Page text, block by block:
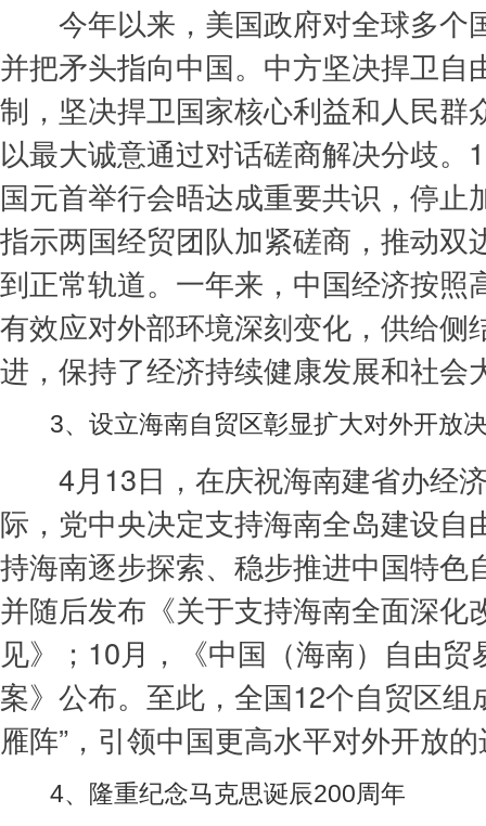
今年以来，美国政府对全球多个
并把矛头指向中国。中方坚决捍卫自
制，坚决捍卫国家核心利益和人民群
以最大诚意通过对话磋商解决分歧。
国元首举行会晤达成重要共识，停止
指示两国经贸团队加紧磋商，推动双
到正常轨道。一年来，中国经济按照
有效应对外部环境深刻变化，供给侧
进，保持了经济持续健康发展和社会
3、设立海南自贸区彰显扩大对外开放
4月13日，在庆祝海南建省办经
际，党中央决定支持海南全岛建设自
持海南逐步探索、稳步推进中国特色
并随后发布《关于支持海南全面深化
见》；10月，《中国（海南）自由
案》公布。至此，全国12个自贸区组
雁阵”，引领中国更高水平对外开放
4、隆重纪念马克思诞辰200周年